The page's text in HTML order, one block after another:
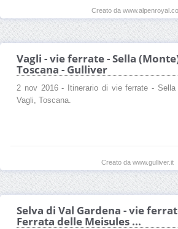
Creato da
Vagli - vie ferrate - Sella
Toscana - Gulliver
2 nov 2016 - Itinerario di vie ferrate - Sella
Vagli, Toscana.
Creato da www.gulliver.it
Selva di Val Gardena - vie
Ferrata delle Meisules ...